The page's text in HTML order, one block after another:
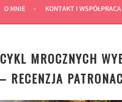
O MNIE KONTAKT I WSPÓŁPRACA
MROCZNYCH
RECENZJA